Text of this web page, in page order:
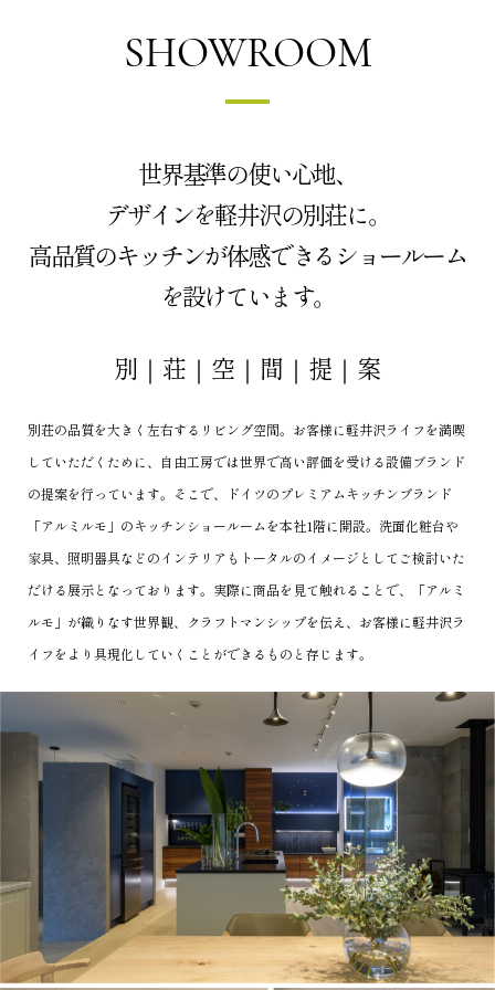
SHOWROOM
世界基準の使い心地、
デザインを軽井沢の別荘に。
高品質のキッチンが体感できるショールーム
を設けています。
別｜荘｜空｜間｜提｜案
別荘の品質を大きく左右するリビング空間。 お客様に軽井沢ライフを満喫
していただくために、自由工房では世界で高い評価を受ける設備ブランド
の提案を行っています。 そこで、ドイツのプレミアムキッチンブランド
「アルミルモ」のキッチンショールームを本社1階に開設。 洗面化粧台や
家具、照明器具などのインテリアもトータルのイメージとしてご検討いた
だける展示となっております。 実際に商品を見て触れることで、「アルミ
ルモ」が織りなす世界観、クラフトマンシップを伝え、 お客様に軽井沢ラ
イフをより具現化していくことができるものと存じます。